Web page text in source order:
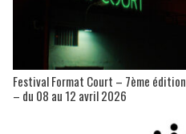
Festival Format Court – 7ème édition
– du 08 au 12 avril 2026